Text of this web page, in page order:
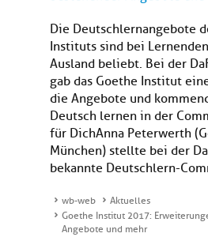
Die Deutschlernangebote
Instituts sind bei
Ausland beliebt. Bei der
gab das Goethe Institut
die Angebote und
Deutsch lernen in der
für DichAnna Peterwerth
München) stellte bei der
bekannte Deutschlern-
wb-web
Aktuelles
Goethe Institut 2017:
Angebote und mehr